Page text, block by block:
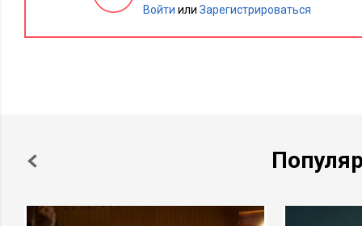
Войти или Зарегистрироваться